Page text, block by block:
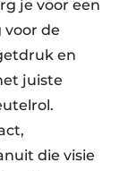
je voor een
de
en
juiste
die visie